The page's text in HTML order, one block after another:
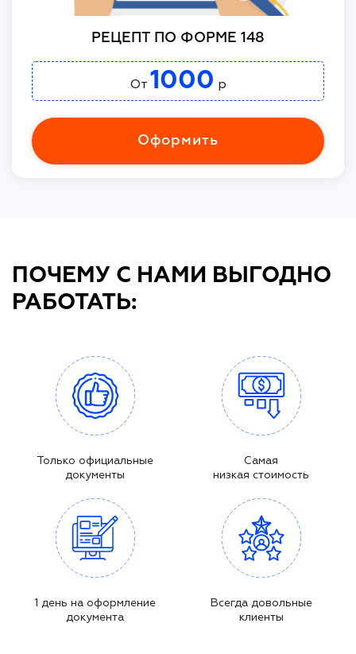
РЕЦЕПТ ПО ФОРМЕ 148
От 1000 р
Оформить
ПОЧЕМУ С НАМИ ВЫГОДНО
РАБОТАТЬ:
Только официальные
документы
Самая
низкая стоимость
1 день на оформление
документа
Всегда довольные
клиенты